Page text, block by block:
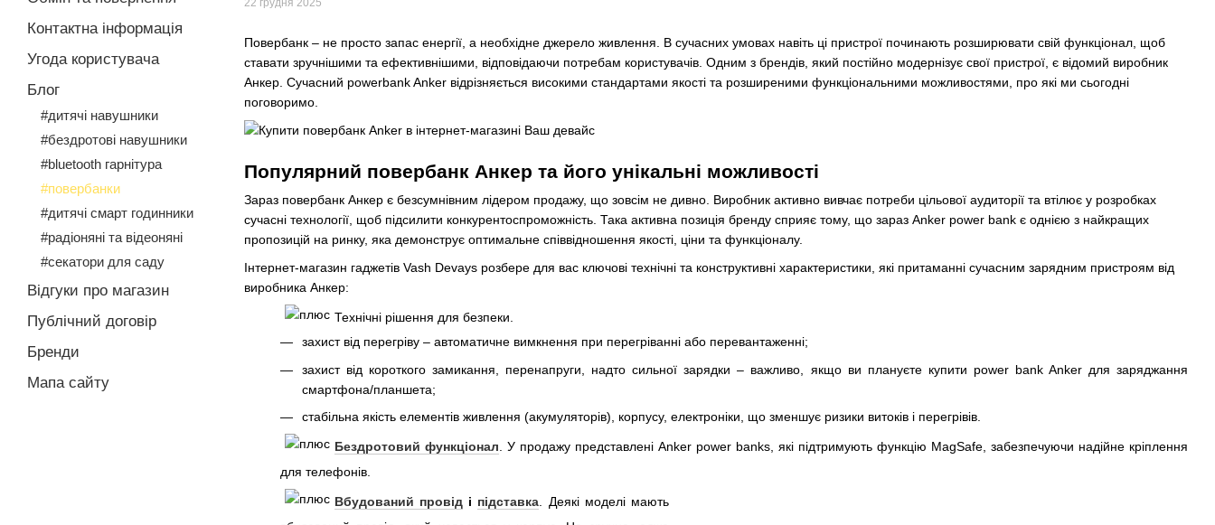
22 грудня 2025
Повербанк – не просто запас енергії, а необхідне джерело живлення. В сучасних умовах навіть ці пристрої починають розширювати свій функціонал, щоб
ставати зручнішими та ефективнішими, відповідаючи потребам користувачів. Одним з брендів, який постійно модернізує свої пристрої, є відомий виробник
Анкер. Сучасний powerbank Anker відрізняється високими стандартами якості та розширеними функціональними можливостями, про які ми сьогодні
поговоримо.
Популярний повербанк Анкер та його унікальні можливості
Зараз повербанк Анкер є безсумнівним лідером продажу, що зовсім не дивно. Виробник активно вивчає потреби цільової аудиторії та втілює у розробках
сучасні технології, щоб підсилити конкурентоспроможність. Така активна позиція бренду сприяє тому, що зараз Anker power bank є однією з найкращих
пропозицій на ринку, яка демонструє оптимальне співвідношення якості, ціни та функціоналу.
Інтернет-магазин гаджетів Vash Devays розбере для вас ключові технічні та конструктивні характеристики, які притаманні сучасним зарядним пристроям від
виробника Анкер:
Технічні рішення для безпеки.
захист від перегріву – автоматичне вимкнення при перегріванні або перевантаженні;
захист від короткого замикання, перенапруги, надто сильної зарядки – важливо, якщо ви плануєте купити power bank Anker для заряджання
смартфона/планшета;
стабільна якість елементів живлення (акумуляторів), корпусу, електроніки, що зменшує ризики витоків і перегрівів.
Бездротовий функціонал. У продажу представлені Anker power banks, які підтримують функцію MagSafe, забезпечуючи надійне кріплення
для телефонів.
Вбудований провід і підставка . Деякі моделі мають
Контактна інформація
Угода користувача
Блог
#дитячі навушники
#бездротові навушники
#bluetooth гарнітура
#повербанки
#дитячі смарт годинники
#радіоняні та відеоняні
#секатори для саду
Відгуки про магазин
Публічний договір
Бренди
Мапа сайту